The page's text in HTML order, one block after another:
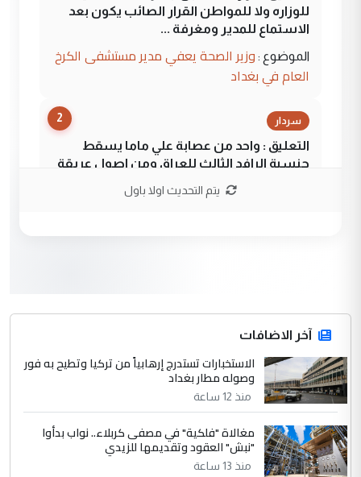
للوزاره ولا للمواطن القرار الصائب يكون بعد
الاستماع للمدير ومغرفة ...
الموضوع : وزير الصحة يعفي مدير مستشفى الكرخ
العام في بغداد
2 سردار
التعليق : واحد من عصابة علي ماما يسقط
جنسية الرافد الثالث للعراق ومن اصول عريقة
جنسية الرافد الثالث للعراق ومن اصول عريقة
ابا فرات ...
الموضوع :
الجواهري يرد على صدام حسين سل
مضجعيك يابن الزنا (نص كامل)
حيدر عاشور
التعليق : تحياتي لك استاذ حامدتركان. كلام
دقيق ومسؤول؛ فالاستثمار الحقيقي للإنسان
يتم التحديث اولا باول
آخر الاضافات
الاستخبارات تستدرج إرهابياً من تركيا وتطيح به فور
وصوله مطار بغداد
منذ 12 ساعة
مغالاة "فلكية" في مصفى كربلاء.. نواب بدأوا
"نبش" العقود وتقديمها للزيدي
منذ 13 ساعة